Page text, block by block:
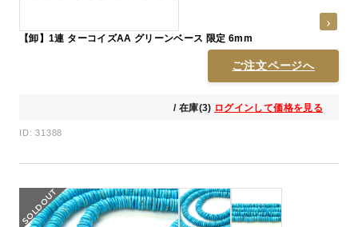
【卸】1連 ターコイズAA グリーンベース 限定 6mm
ご注文ページへ
/ 在庫(3) ログインして価格を見る
ID: 31388